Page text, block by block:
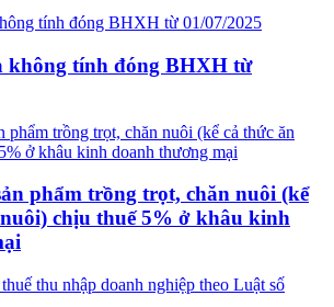
không tính đóng BHXH từ
phẩm trồng trọt, chăn nuôi (kể
chịu thuế 5% ở khâu kinh